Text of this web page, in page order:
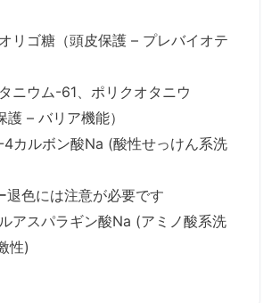
リゴ糖（頭皮保護 – プレバイオテ
ニウム-61、ポリクオタニウ
護 – バリア機能）
4カルボン酸Na (酸性せっけん系洗
退色には注意が必要です
アスパラギン酸Na (アミノ酸系洗
性)